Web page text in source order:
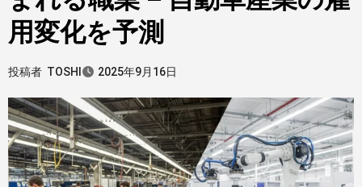
用変化を予測
投稿者 TOSHI 2025年9月16日